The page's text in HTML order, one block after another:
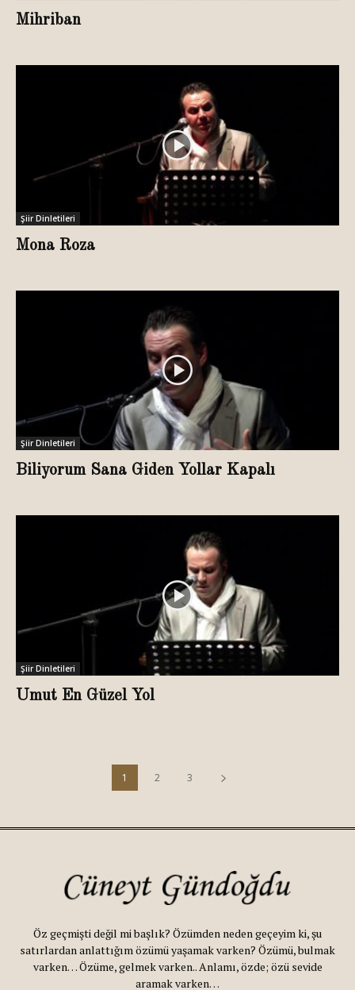
Mihriban
Şiir Dinletileri
Mona Roza
Şiir Dinletileri
Biliyorum Sana Giden Yollar Kapalı
Şiir Dinletileri
Umut En Güzel Yol
1 2 3
Öz geçmişti değil mi başlık? Özümden neden geçeyim ki, şu
satırlardan anlattığım özümü yaşamak varken? Özümü, bulmak
varken… Özüme, gelmek varken.. Anlamı, özde; özü sevide
aramak varken…